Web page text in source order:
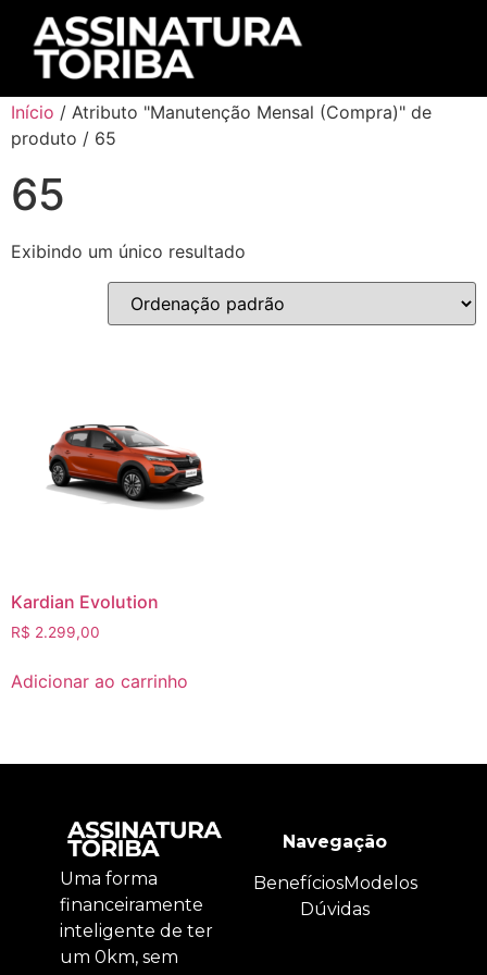
Início / Atributo "Manutenção Mensal (Compra)" de
produto / 65
65
Exibindo um único resultado
Kardian Evolution
R$ 2.299,00
Adicionar ao carrinho
Uma forma
financeiramente
inteligente de ter
um 0km, sem
Navegação
BenefíciosModelos
Dúvidas